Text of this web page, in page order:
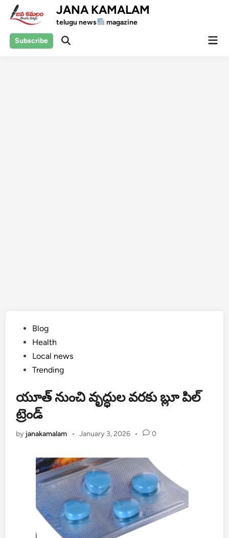
Skip
JANA KAMALAM
telugu news magazine
Subscribe
Open
PostedBlog
Health
Local news
Trending
యూత్ నుంచి వృద్ధుల వరకు బ్లూ పిల్
ట్రెండ్
by janakamalam • January 3, 2026 • 0